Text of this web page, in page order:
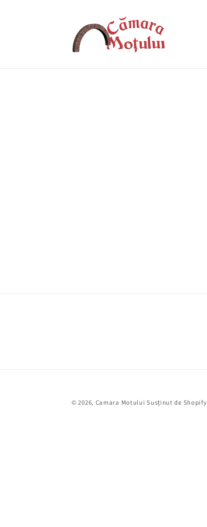
© 2026, Camara Motului Susținut de Shopify